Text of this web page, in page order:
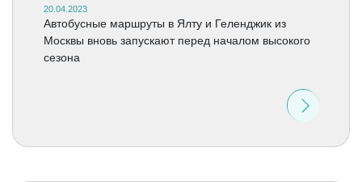
20.04.2023
Автобусные маршруты в Ялту и Геленджик из
Москвы вновь запускают перед началом высокого
сезона